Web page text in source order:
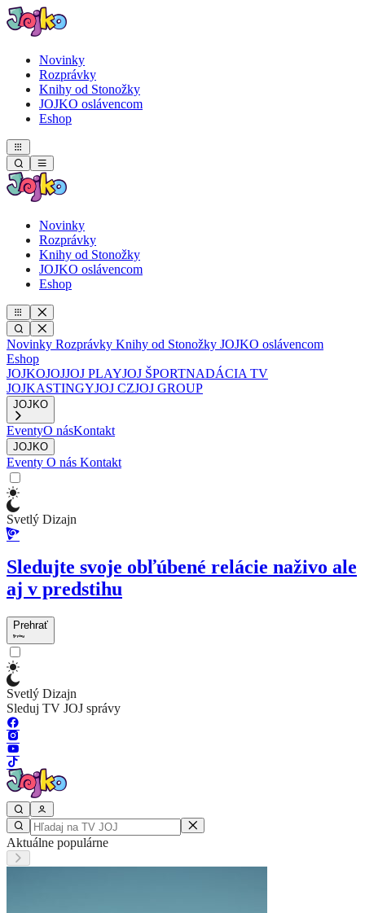
Novinky
Rozprávky
Knihy od Stonožky
JOJKO oslávencom
Eshop
Novinky
Rozprávky
Knihy od Stonožky
JOJKO oslávencom
Eshop
Novinky Rozprávky Knihy od Stonožky JOJKO oslávencom
Eshop
JOJKOJOJJOJ PLAYJOJ ŠPORTNADÁCIA TV
JOJKASTINGYJOJ CZJOJ GROUP
JOJKO
EventyO násKontakt
JOJKO
Eventy O nás Kontakt
Svetlý Dizajn
Sledujte svoje obľúbené relácie naživo ale
aj v predstihu
Prehrať
Svetlý Dizajn
Sleduj TV JOJ správy
Aktuálne populárne